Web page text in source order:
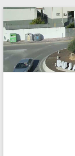
Saltar
al
contenido